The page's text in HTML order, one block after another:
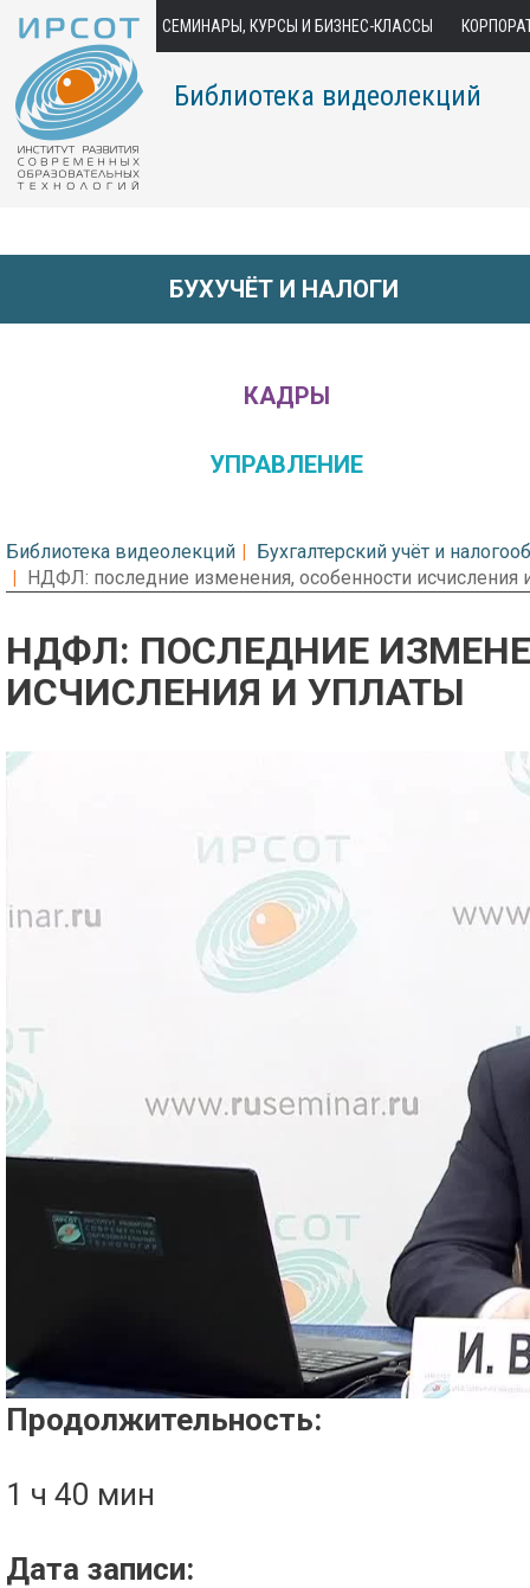
СЕМИНАРЫ, КУРСЫ И БИЗНЕС-КЛАССЫ
Библиотека видеолекций
БУХУЧЁТ И НАЛОГИ
КАДРЫ
УПРАВЛЕНИЕ
Библиотека видеолекций
Бухгалтерский учёт и
НДФЛ: последние изменения, особенности исчисления
НДФЛ: ПОСЛЕДНИЕ
ИСЧИСЛЕНИЯ И УПЛАТЫ
Предварительный просмотр.
Продолжительность:
1 ч 40 мин
Дата записи: